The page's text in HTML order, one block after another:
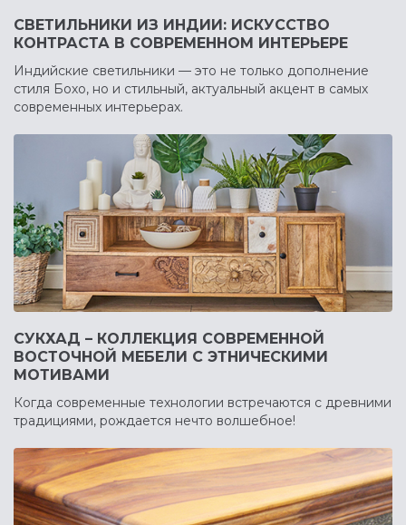
СВЕТИЛЬНИКИ ИЗ ИНДИИ: ИСКУССТВО
КОНТРАСТА В СОВРЕМЕННОМ ИНТЕРЬЕРЕ
Индийские светильники — это не только дополнение
стиля Бохо, но и стильный, актуальный акцент в самых
современных интерьерах.
СУКХАД – КОЛЛЕКЦИЯ СОВРЕМЕННОЙ
ВОСТОЧНОЙ МЕБЕЛИ С ЭТНИЧЕСКИМИ
МОТИВАМИ
Когда современные технологии встречаются с древними
традициями, рождается нечто волшебное!